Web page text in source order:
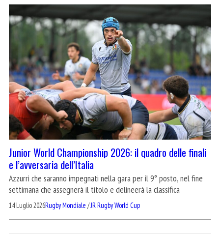
Junior World Championship 2026: il quadro delle finali
e l’avversaria dell’Italia
Azzurri che saranno impegnati nella gara per il 9° posto, nel fine
settimana che assegnerà il titolo e delineerà la classifica
14 Luglio 2026Rugby Mondiale /JR Rugby World Cup